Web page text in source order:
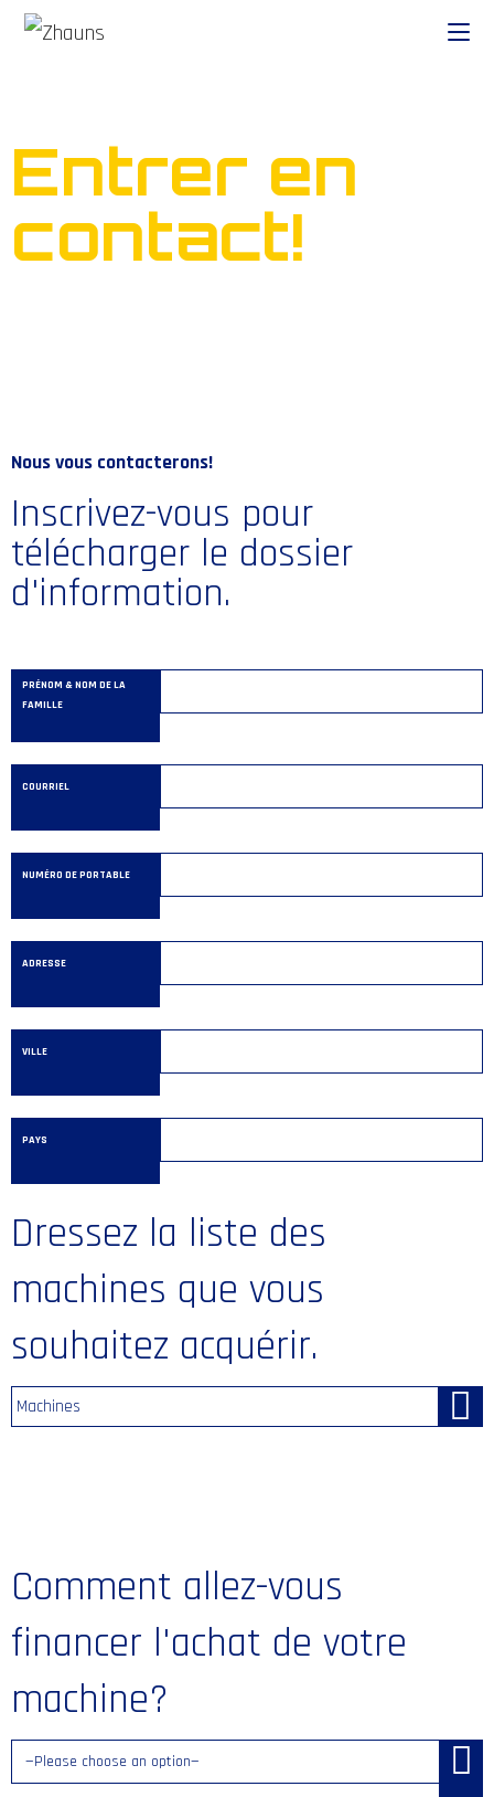
Entrer en
contact!
Nous vous contacterons!
Inscrivez-vous pour
télécharger le dossier
d'information.
PRÉNOM & NOM DE LA
FAMILLE
COURRIEL
NUMÉRO DE PORTABLE
ADRESSE
VILLE
PAYS
Dressez la liste des
machines que vous
souhaitez acquérir.
Machines
Comment allez-vous
financer l'achat de votre
machine?